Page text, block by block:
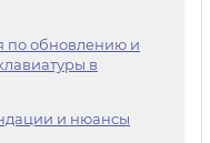
по обновлению и
в
и нюансы